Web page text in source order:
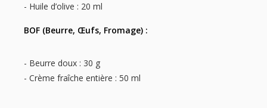
- Huile d’olive : 20 ml
BOF (Beurre, Œufs, Fromage) :
- Beurre doux : 30 g
- Crème fraîche entière : 50 ml